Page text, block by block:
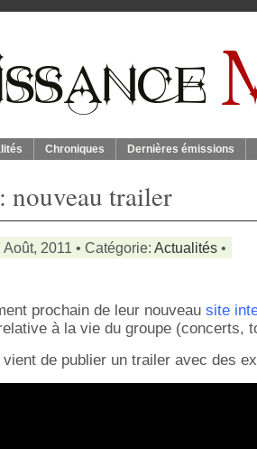
Chroniques Dernières émissions
nouveau trailer
2011 • Catégorie: Actualités •
prochain de leur nouveau site
à la vie du groupe (concerts,
vient de publier un trailer avec des